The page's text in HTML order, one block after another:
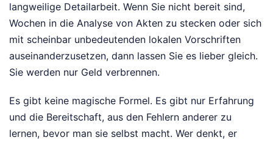
langweilige Detailarbeit. Wenn Sie nicht bereit sind,
Wochen in die Analyse von Akten zu stecken oder sich
mit scheinbar unbedeutenden lokalen Vorschriften
auseinanderzusetzen, dann lassen Sie es lieber gleich.
Sie werden nur Geld verbrennen.
Es gibt keine magische Formel. Es gibt nur Erfahrung
und die Bereitschaft, aus den Fehlern anderer zu
lernen, bevor man sie selbst macht. Wer denkt, er